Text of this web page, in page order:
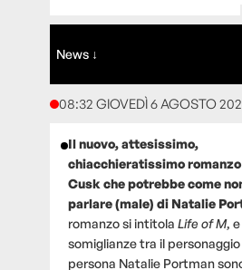
News ↓
08:32 GIOVEDÌ 6 AGOSTO
Il nuovo, attesissimo,
chiacchieratissimo
Cusk che potrebbe come
parlare (male) di Natalie
romanzo si intitola Life of M,
somiglianze tra il personaggio
persona Natalie Portman